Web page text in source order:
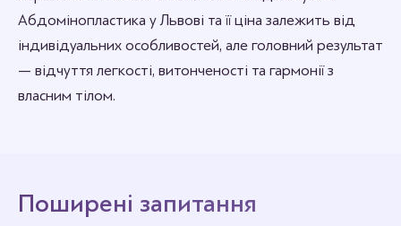
Абдомінопластика у Львові та її ціна залежить від
індивідуальних особливостей, але головний результат
— відчуття легкості, витонченості та гармонії з
власним тілом.
Поширені запитання